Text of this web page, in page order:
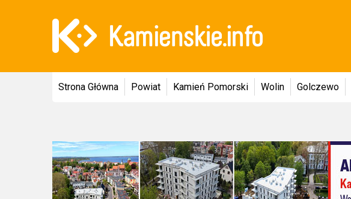
Strona Główna Powiat Kamień Pomorski Wolin Golczewo